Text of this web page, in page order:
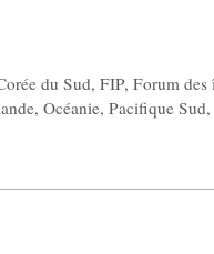
du Sud,FIP,Forum des
, Océanie, Pacifique Sud,